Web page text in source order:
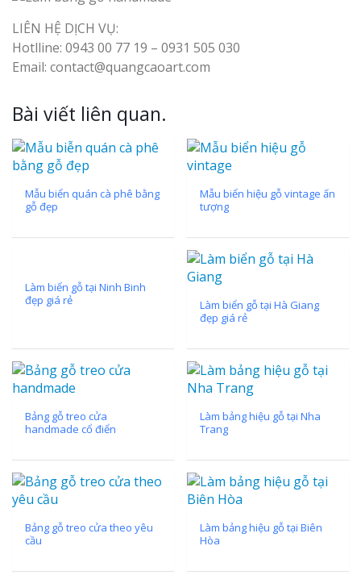
LIÊN HỆ DỊCH VỤ:
Hotlline: 0943 00 77 19 – 0931 505 030
Email: contact@quangcaoart.com
Bài viết liên quan.
Mẫu biển quán cà phê bằng
gỗ đẹp
Mẫu biển hiệu gỗ vintage ấn
tượng
Làm biển gỗ tại Ninh Binh
đẹp giá rẻ
Làm biển gỗ tại Hà Giang
đẹp giá rẻ
Bảng gỗ treo cửa
handmade cổ điển
Làm bảng hiệu gỗ tại Nha
Trang
Bảng gỗ treo cửa theo yêu
cầu
Làm bảng hiệu gỗ tại Biên
Hòa
Làm Bảng
Thuốc Nghệ An Chuẩn
Mỏng Nghệ